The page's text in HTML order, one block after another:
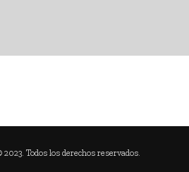
2023. Todos los derechos reservados.